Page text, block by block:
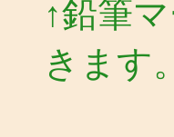
↑鉛筆
きます。